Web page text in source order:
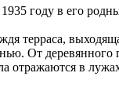
году в его
терраса,
От
отражаются в